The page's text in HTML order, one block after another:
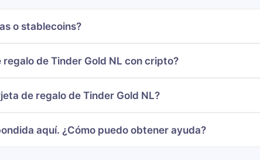
o stablecoins?
de Tinder Gold NL con cripto?
de regalo de Tinder Gold NL?
aquí. ¿Cómo puedo obtener ayuda?